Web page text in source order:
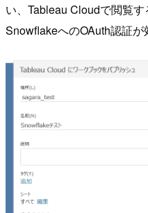
い、Tableau Cloudで閲覧
SnowflakeへのOAuth認証が